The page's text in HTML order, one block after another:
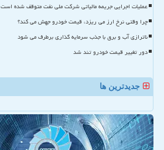
عملیات اجرایی جریمه مالیاتی شرکت ملی نفت متوقف شده است
چرا وقتی نرخ ارز می ریزد، قیمت خودرو جهش می کند؟
ناترازی آب و برق با جذب سرمایه گذاری برطرف می شود
دور تغییر قیمت خودرو تند شد
جدیدترین ها